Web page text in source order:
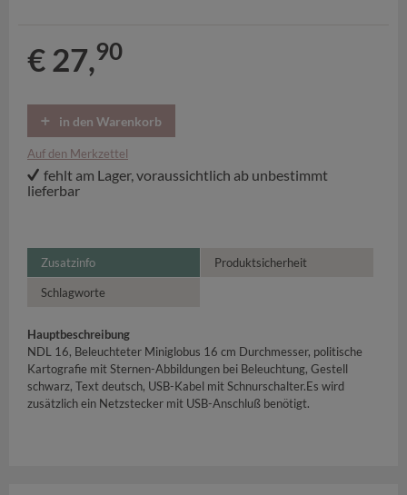
€ 27,90
in den Warenkorb
Auf den Merkzettel
fehlt am Lager, voraussichtlich ab unbestimmt
lieferbar
Zusatzinfo Produktsicherheit
Schlagworte
Hauptbeschreibung
NDL 16, Beleuchteter Miniglobus 16 cm Durchmesser, politische
Kartografie mit Sternen-Abbildungen bei Beleuchtung, Gestell
schwarz, Text deutsch, USB-Kabel mit Schnurschalter.Es wird
zusätzlich ein Netzstecker mit USB-Anschluß benötigt.